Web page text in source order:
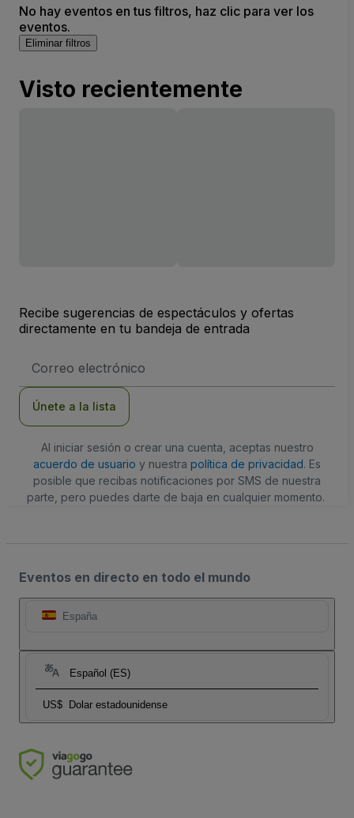
No hay eventos en tus filtros, haz clic para ver los
eventos.
Eliminar filtros
Visto recientemente
Recibe sugerencias de espectáculos y ofertas
directamente en tu bandeja de entrada
de
Únete a la lista
Al iniciar sesión o crear una cuenta, aceptas nuestro
acuerdo de usuario y nuestra política de privacidad. Es
posible que recibas notificaciones por SMS de nuestra
parte, pero puedes darte de baja en cualquier momento.
Eventos en directo en todo el mundo
España
Español (ES)
US$ Dolar estadounidense